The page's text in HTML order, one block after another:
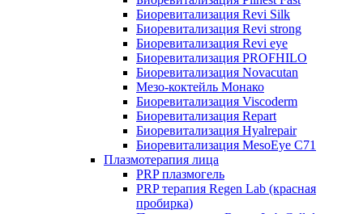
Биоревитализация Revi Silk
Биоревитализация Revi strong
Биоревитализация Revi eye
Биоревитализация PROFHILO
Биоревитализация Novacutan
Мезо-коктейль Монако
Биоревитализация Viscoderm
Биоревитализация Repart
Биоревитализация Hyalrepair
Биоревитализация MesoEye C71
Плазмотерапия лица
PRP плазмогель
PRP терапия Regen Lab (красная
пробирка)